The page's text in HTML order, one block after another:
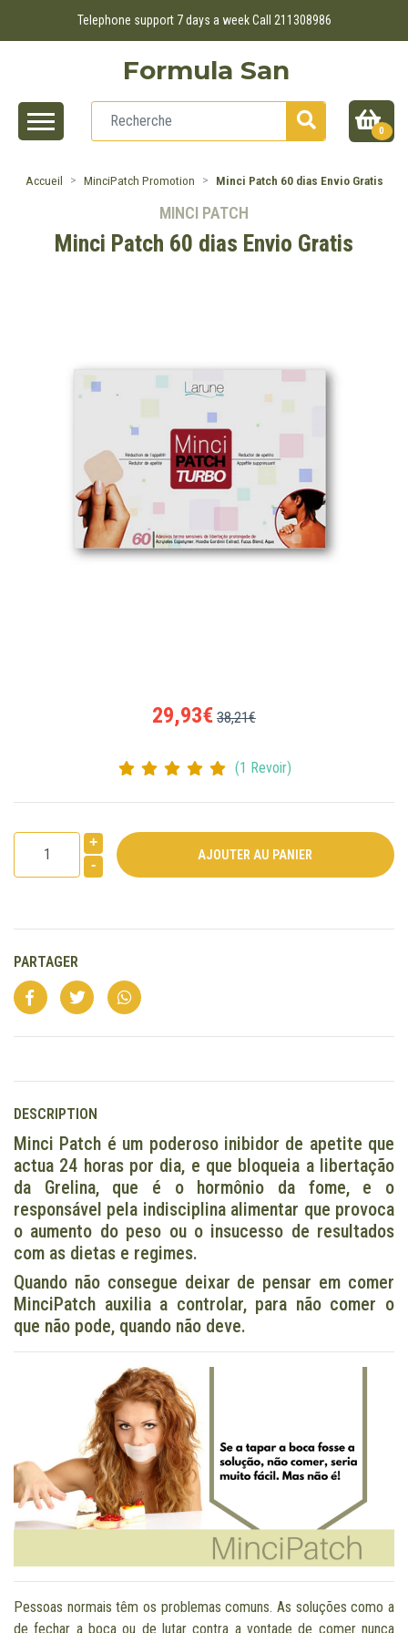
Telephone support 7 days a week Call 211308986
Formula San
0
Accueil MinciPatch Promotion Minci Patch 60 dias Envio Gratis
MINCI PATCH
Minci Patch 60 dias Envio Gratis
29,93€ 38,21€
(1 Revoir)
+
-
PARTAGER
DESCRIPTION
Minci Patch é um poderoso inibidor de apetite que
actua 24 horas por dia, e que bloqueia a libertação
da Grelina, que é o hormônio da fome, e o
responsável pela indisciplina alimentar que provoca
o aumento do peso ou o insucesso de resultados
com as dietas e regimes.
Quando não consegue deixar de pensar em comer
MinciPatch auxilia a controlar, para não comer o
que não pode, quando não deve.
Pessoas normais têm os problemas comuns. As soluções como a
de fechar a boca ou de lutar contra a vontade de comer nunca